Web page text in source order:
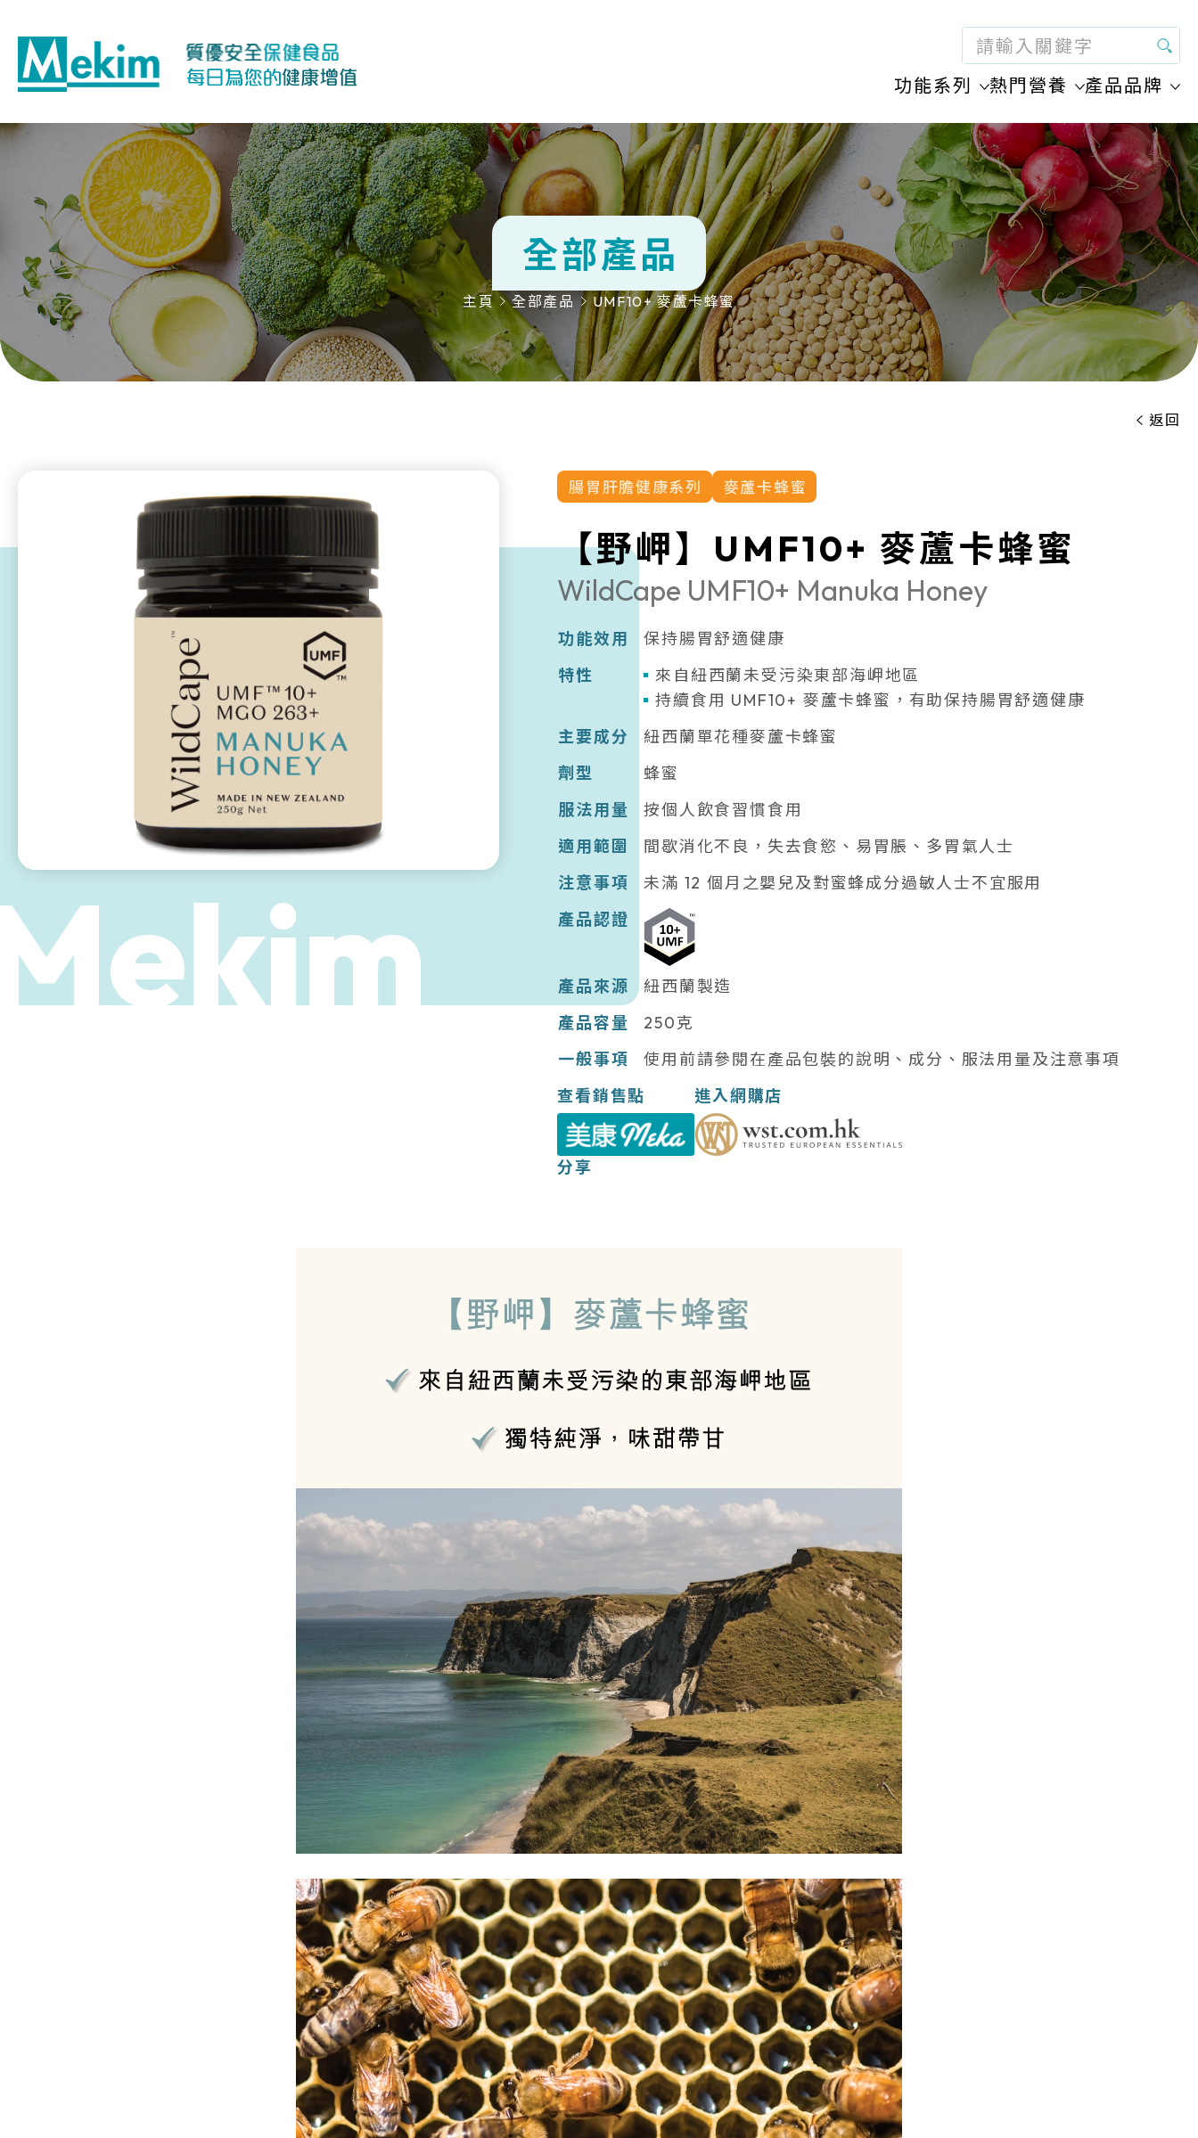
功能系列
整全健康系列
腸胃肝膽健康系列
美顏肌絡健康系列
眼耳鼻喉健康系列
心血管健康系列
熱門營養
蜜蜂營養
藍莓 / 山桑子
膠原蛋白
消化酵素
葡萄糖胺
草本精華
麥蘆卡蜂蜜
奧米加油
紓緩喉糖
益生菌
維他命和礦物質
產品品牌
Bio-Strath 【百思通】
Biozyme 【大漢酵素】
Complete Concentrates 【全純】
Doppelherz 【奇善】
Harley Health 【Harley Health】
Hoyer 【好也】
MarinEx 【海源力】
Müllerovy 【秒樂舒】
Norwegian Fish Oil 【洛唯優】
Probioplus 【培生健】
WildCape 【野岬】
功能系列
熱門營養
產品品牌
全部產品
主頁 全部產品 UMF10+ 麥蘆卡蜂蜜
返回
腸胃肝膽健康系列 麥蘆卡蜂蜜
【野岬】UMF10+ 麥蘆卡蜂蜜
WildCape UMF10+ Manuka Honey
功能效用 保持腸胃舒適健康
特性
來自紐西蘭未受污染東部海岬地區
持續食用 UMF10+ 麥蘆卡蜂蜜，有助保持腸胃舒適健康
主要成分 紐西蘭單花種麥蘆卡蜂蜜
劑型 蜂蜜
服法用量 按個人飲食習慣食用
適用範圍 間歇消化不良，失去食慾、易胃脹、多胃氣人士
注意事項 未滿 12 個月之嬰兒及對蜜蜂成分過敏人士不宜服用
產品認證
產品來源 紐西蘭製造
產品容量 250克
一般事項
使用前請參閱在產品包裝的說明、成分、服法用量及注意事項
查看銷售點
進入網購店
分享